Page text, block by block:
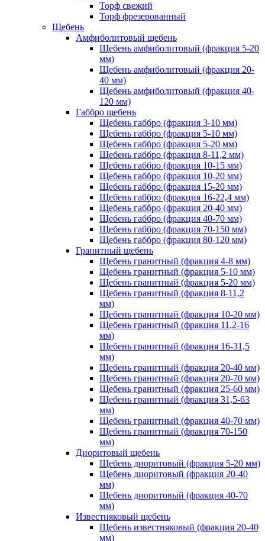
Торф свежий
Торф фрезерованный
Щебень
Амфиболитовый щебень
Щебень амфиболитовый (фракция 5-20
мм)
Щебень амфиболитовый (фракция 20-
40 мм)
Щебень амфиболитовый (фракция 40-
120 мм)
Габбро щебень
Щебень габбро (фракция 3-10 мм)
Щебень габбро (фракция 5-10 мм)
Щебень габбро (фракция 5-20 мм)
Щебень габбро (фракция 8-11,2 мм)
Щебень габбро (фракция 10-15 мм)
Щебень габбро (фракция 10-20 мм)
Щебень габбро (фракция 15-20 мм)
Щебень габбро (фракция 16-22,4 мм)
Щебень габбро (фракция 20-40 мм)
Щебень габбро (фракция 40-70 мм)
Щебень габбро (фракция 70-150 мм)
Щебень габбро (фракция 80-120 мм)
Гранитный щебень
Щебень гранитный (фракция 4-8 мм)
Щебень гранитный (фракция 5-10 мм)
Щебень гранитный (фракция 5-20 мм)
Щебень гранитный (фракция 8-11,2
мм)
Щебень гранитный (фракция 10-20 мм)
Щебень гранитный (фракция 11,2-16
мм)
Щебень гранитный (фракция 16-31,5
мм)
Щебень гранитный (фракция 20-40 мм)
Щебень гранитный (фракция 20-70 мм)
Щебень гранитный (фракция 25-60 мм)
Щебень гранитный (фракция 31,5-63
мм)
Щебень гранитный (фракция 40-70 мм)
Щебень гранитный (фракция 70-150
мм)
Диоритовый щебень
Щебень диоритовый (фракция 5-20 мм)
Щебень диоритовый (фракция 20-40
мм)
Щебень диоритовый (фракция 40-70
мм)
Известняковый щебень
Щебень известняковый (фракция 20-40
мм)